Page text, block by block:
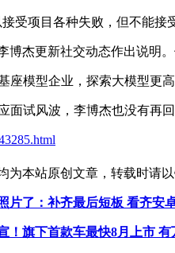
受项目各种失败，但不能接
博杰更新社交动态作出说明
座模型企业，探索大模型更
面试风波，李博杰也没有再
为本站原创文章，转载时请
片了：补齐最后短板 看齐安
！旗下首款车最快8月上市